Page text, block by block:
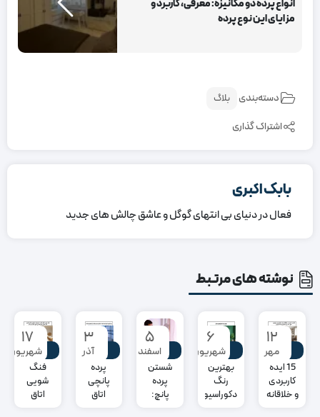
انواع پرده دو مکانیزه: معرفی، کاربرد و
مزایای این نوع پرده
دسته‌بندی بلاگ
اشتراک گذاری
بابک اکبری
فعال در دنیای بی انتهای گوگل و عاشق چالش های جدید
نوشته های مرتبط
بلاگ
۱۲
مهر
15 ایده
کاربردی
و خلاقانه
بلاگ
۶
شهریور
بهترین
رنگ
دکوراسیون
بلاگ
۵
اسفند
شستن
پرده
پانچ:
بلاگ
۳
آذر
پرده
پانچی
اتاق
بلاگ
۱۷
شهریور
فنگ
شویی
اتاق